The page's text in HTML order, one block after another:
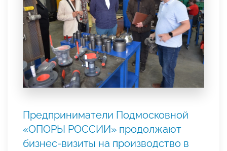
Предприниматели Подмосковной
«ОПОРЫ РОССИИ» продолжают
бизнес-визиты на производство в